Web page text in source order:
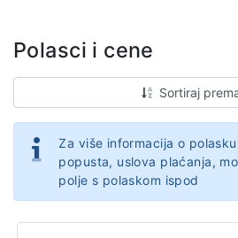
Polasci i cene
Sortiraj
Za više informacija o
popusta, uslova plaćanja,
polje s polaskom ispod